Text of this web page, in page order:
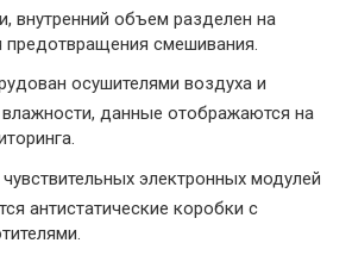
внутренний объем разделен на
предотвращения смешивания.
осушителями воздуха и
данные отображаются на
электронных модулей
антистатические коробки с